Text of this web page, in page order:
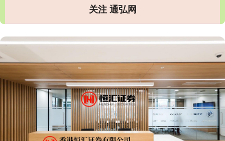
关注 通弘网